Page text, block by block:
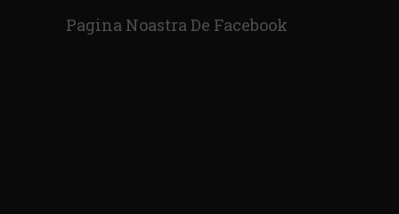
Pagina Noastra De Facebook